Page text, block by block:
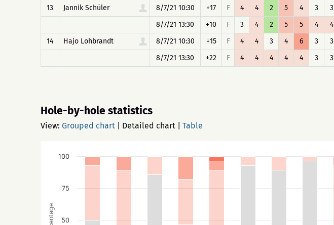
13
Jannik Schüler 8/7/21 10:30 +17 F 4 4 2 5 4 3 3
8/7/21 13:30
+10 F 3 4 2 5 5 4 4
14
Hajo Lohbrandt 8/7/21 10:30 +15 F 4 4 3 4 6 3 3
8/7/21 13:30
+22 F 4 4 4 4 4 3 3
Hole-by-hole statistics
View: Grouped chart Detailed chart Table
50
75
100